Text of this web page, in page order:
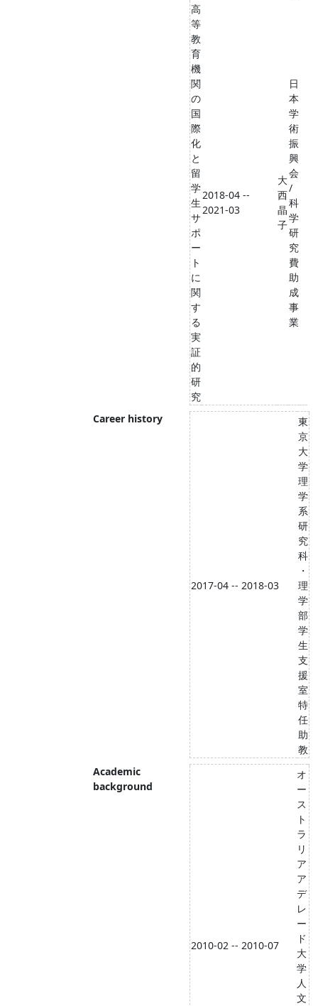
高
等
教
育
機
関
の
国
際
化
と
留
学
生
サ
ポ
ー
ト
に
関
す
る
実
証
的
研
究
2018-04 --
2021-03
大
西
晶
子
日
本
学
術
振
興
会
/
科
学
研
究
費
助
成
事
業
Career history
2017-04 -- 2018-03
東
京
大
学
理
学
系
研
究
科
・
理
学
部
学
生
支
援
室
特
任
助
教
Academic
background
2010-02 -- 2010-07
オ
ー
ス
ト
ラ
リ
ア
ア
デ
レ
ー
ド
大
学
人
文